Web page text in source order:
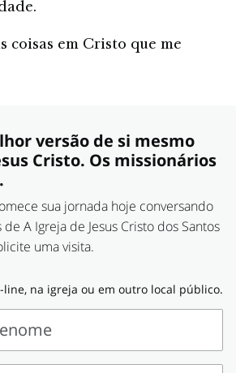
coisas em Cristo que me
versão de si mesmo
Cristo. Os missionários
sua jornada hoje conversando
A Igreja de Jesus Cristo dos Santos
uma visita.
line, na igreja ou em outro local público.